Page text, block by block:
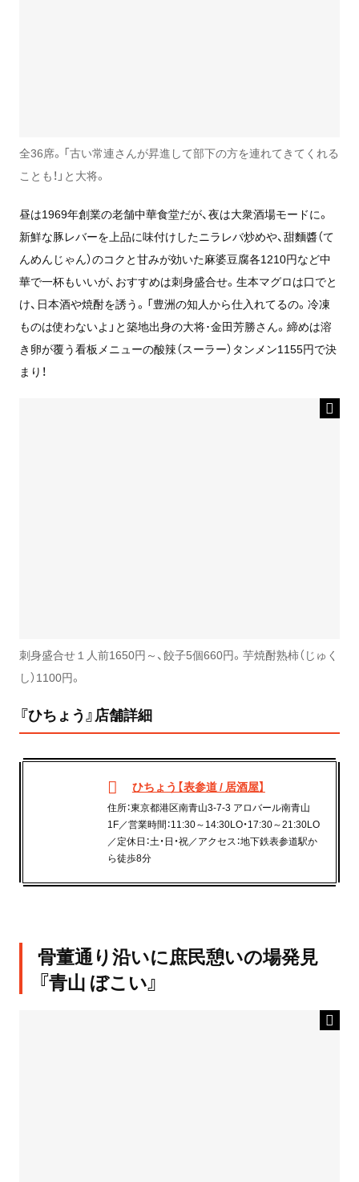
全36席。「古い常連さんが昇進して部下の方を連れてきてくれる
ことも！」と大将。
昼は1969年創業の老舗中華食堂だが、夜は大衆酒場モードに。
新鮮な豚レバーを上品に味付けしたニラレバ炒めや、甜麵醬（て
んめんじゃん）のコクと甘みが効いた麻婆豆腐各1210円など中
華で一杯もいいが、おすすめは刺身盛合せ。生本マグロは口でと
け、日本酒や焼酎を誘う。「豊洲の知人から仕入れてるの。冷凍
ものは使わないよ」と築地出身の大将･金田芳勝さん。締めは溶
き卵が覆う看板メニューの酸辣（スーラー）タンメン1155円で決
まり！
刺身盛合せ１人前1650円～、餃子5個660円。芋焼酎熟柿（じゅく
し）1100円。
『ひちょう』店舗詳細
ひちょう【表参道 / 居酒屋】
住所：東京都港区南青山3-7-3 アロバール南青山
1F／営業時間：11:30～14:30LO・17:30～21:30LO
／定休日：土・日・祝／アクセス：地下鉄表参道駅か
ら徒歩8分
骨董通り沿いに庶民憩いの場発見
『青山 ぼこい』